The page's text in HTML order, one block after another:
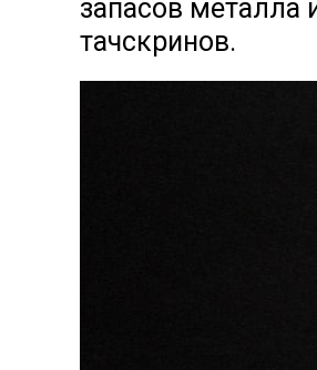
запасов
тачскринов.